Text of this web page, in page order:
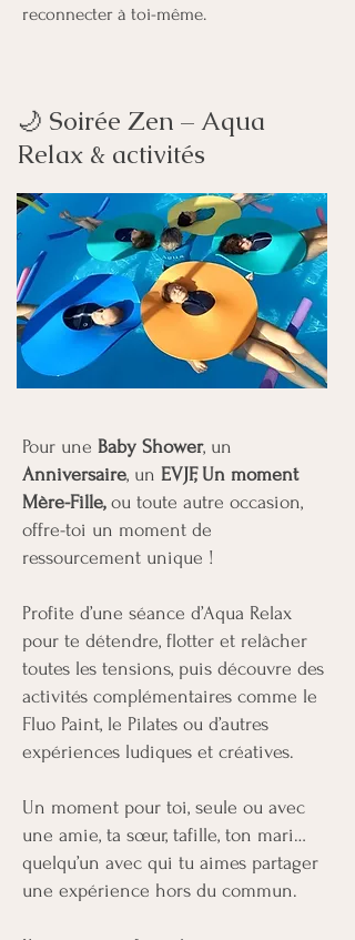
reconnecter à toi-même.
🌙 Soirée Zen – Aqua
Relax & activités
Pour une Baby Shower, un
Anniversaire, un EVJF, Un moment
Mère-Fille, ou toute autre occasion,
offre-toi un moment de
ressourcement unique !
Profite d’une séance d’Aqua Relax
pour te détendre, flotter et relâcher
toutes les tensions, puis découvre des
activités complémentaires comme le
Fluo Paint, le Pilates ou d’autres
expériences ludiques et créatives.
Un moment pour toi, seule ou avec
une amie, ta sœur, tafille, ton mari…
quelqu’un avec qui tu aimes partager
une expérience hors du commun.